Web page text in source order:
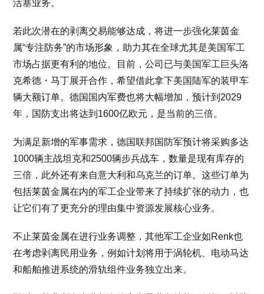
活塞业务。
若此次潜在的剥离交易能够达成，将进一步强化莱茵金
属“专注防务”的市场形象，助力其在全球尤其是美国军工
市场占据更有利的地位。目前，公司已与美国军工巨头洛
克希德・马丁展开合作，希望借此拿下美国陆军的装甲车
辆大额订单。德国国内军费也将大幅增加，预计到2029
年，国防支出将达到1600亿欧元，是当前的三倍。
为满足新增的军事需求，德国联邦国防军预计将采购多达
1000辆主战坦克和2500辆步兵战车，数量是现有库存的
三倍，此外还有来自意大利和乌克兰的订单。这些订单为
包括莱茵金属在内的军工企业带来了持续扩张的动力，也
让它们有了更充分的理由集中资源发展核心业务。
不止莱茵金属在进行业务调整，其他军工企业如Renk也
在考虑剥离民用业务，例如计划将用于涡轮机、电动马达
和船舶推进系统的滑轨组件业务独立出来。